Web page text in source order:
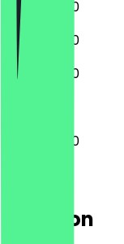
11:00 - 22:30
11:00 - 22:30
11:00 - 22:30
11:00 - 22:30
Location